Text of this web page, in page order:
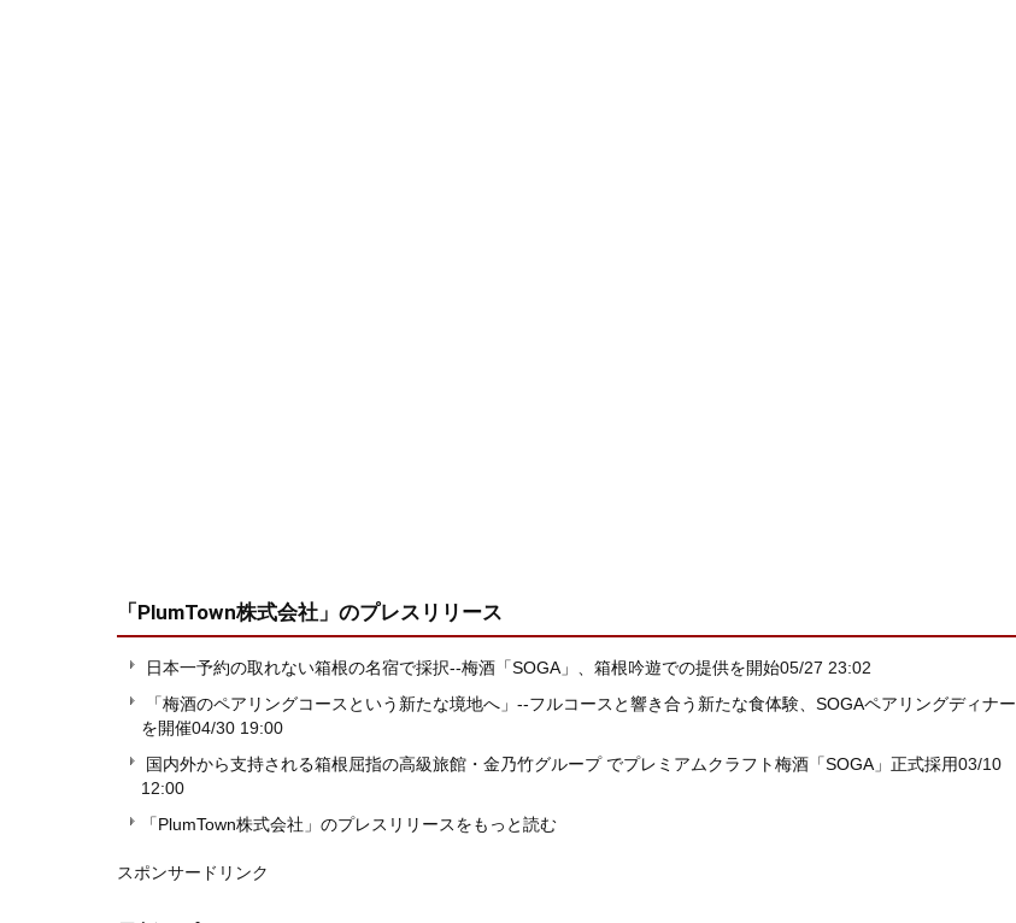
「PlumTown株式会社」 のプレスリリース
日本一予約の取れない箱根の名宿で採択--梅酒「SOGA」、箱根吟遊での提供を開始05/27 23:02
「梅酒のペアリングコースという新たな境地へ」--フルコースと響き合う新たな食体験、SOGAペアリングディナー
を開催04/30 19:00
国内外から支持される箱根屈指の高級旅館・金乃竹グループ でプレミアムクラフト梅酒「SOGA」正式採用03/10
12:00
「PlumTown株式会社」のプレスリリースをもっと読む
スポンサードリンク